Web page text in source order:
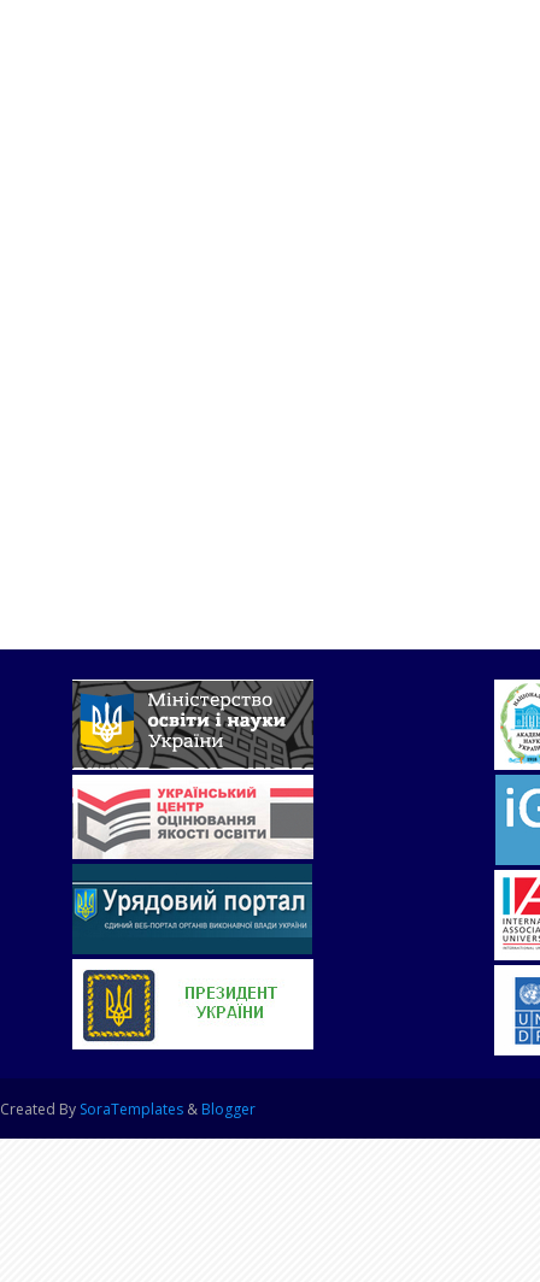
Created By SoraTemplates & Blogger